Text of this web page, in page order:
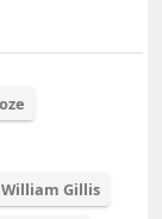
William Gillis